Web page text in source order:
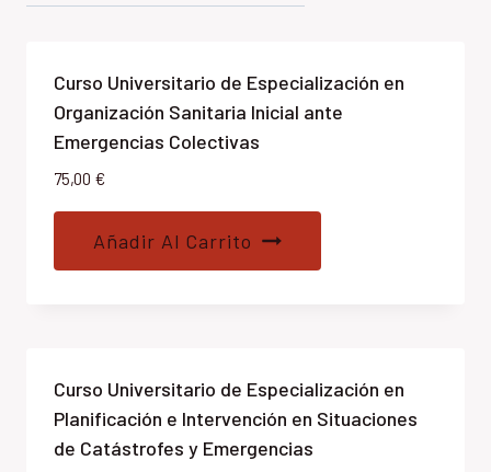
los
Curso Universitario de Especialización en
Organización Sanitaria Inicial ante
Emergencias Colectivas
75,00 €
Añadir Al Carrito
Curso Universitario de Especialización en
Planificación e Intervención en Situaciones
de Catástrofes y Emergencias